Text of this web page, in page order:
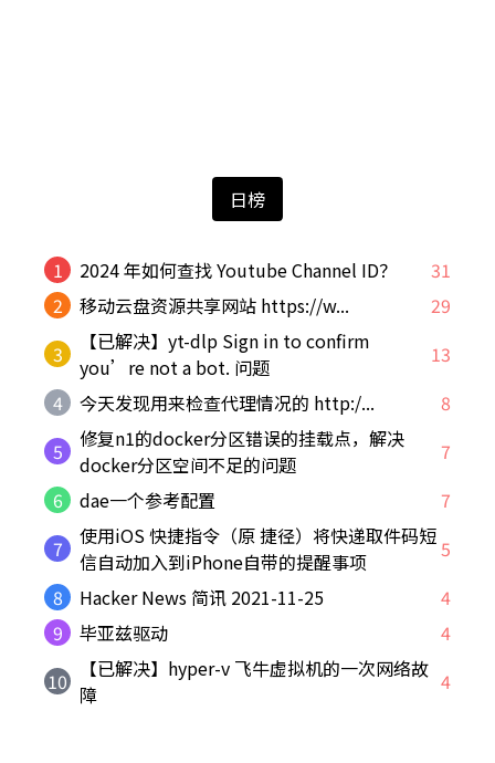
日榜
1 2024 年如何查找 Youtube Channel ID？
31
2
移动云盘资源共享网站 https://w...
29
3
【已解决】yt-dlp Sign in to confirm
you’re not a bot. 问题
13
4
今天发现用来检查代理情况的 http:/...
8
5
修复n1的docker分区错误的挂载点，解决
docker分区空间不足的问题
7
6
dae一个参考配置
7
7
使用iOS 快捷指令（原 捷径）将快递取件码短
信自动加入到iPhone自带的提醒事项
5
8
Hacker News 简讯 2021-11-25
4
9
毕亚兹驱动
4
10
【已解决】hyper-v 飞牛虚拟机的一次网络故
障
4